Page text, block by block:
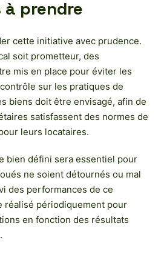
prendre
cette initiative avec prudence.
soit prometteur, des
mis en place pour éviter les
sur les pratiques de
biens doit être envisagé, afin de
satisfassent des normes de
leurs locataires.
bien défini sera essentiel pour
ne soient détournés ou mal
des performances de ce
réalisé périodiquement pour
en fonction des résultats